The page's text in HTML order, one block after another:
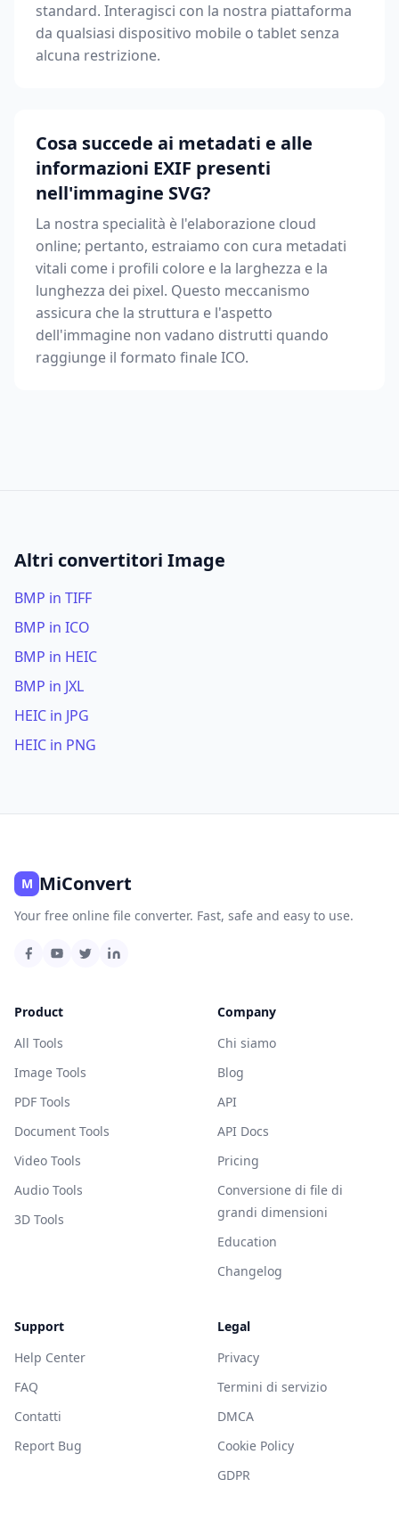
standard. Interagisci con la nostra piattaforma
da qualsiasi dispositivo mobile o tablet senza
alcuna restrizione.
Cosa succede ai metadati e alle
informazioni EXIF presenti
nell'immagine SVG?
La nostra specialità è l'elaborazione cloud
online; pertanto, estraiamo con cura metadati
vitali come i profili colore e la larghezza e la
lunghezza dei pixel. Questo meccanismo
assicura che la struttura e l'aspetto
dell'immagine non vadano distrutti quando
raggiunge il formato finale ICO.
Altri convertitori Image
BMP in TIFF
BMP in ICO
BMP in HEIC
BMP in JXL
HEIC in JPG
HEIC in PNG
M MiConvert
Your free online file converter. Fast, safe and easy to use.
Product
All Tools
Image Tools
PDF Tools
Document Tools
Video Tools
Audio Tools
3D Tools
Company
Chi siamo
Blog
API
API Docs
Pricing
Conversione di file di
grandi dimensioni
Education
Changelog
Support
Help Center
FAQ
Contatti
Report Bug
Legal
Privacy
Termini di servizio
DMCA
Cookie Policy
GDPR